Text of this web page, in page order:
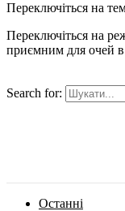
Переключіться на
Переключіться на
приємним для очей
Search for:
Останні